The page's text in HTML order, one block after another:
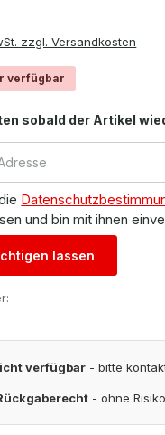
zzgl. Versandkosten
verfügbar
sobald der Artikel
und bin mit ihnen
lassen
verfügbar - bitte
- ohne Risiko